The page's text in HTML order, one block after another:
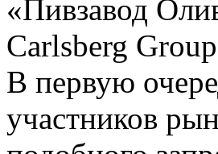
«Пивзавод
Carlsberg
В первую
участников